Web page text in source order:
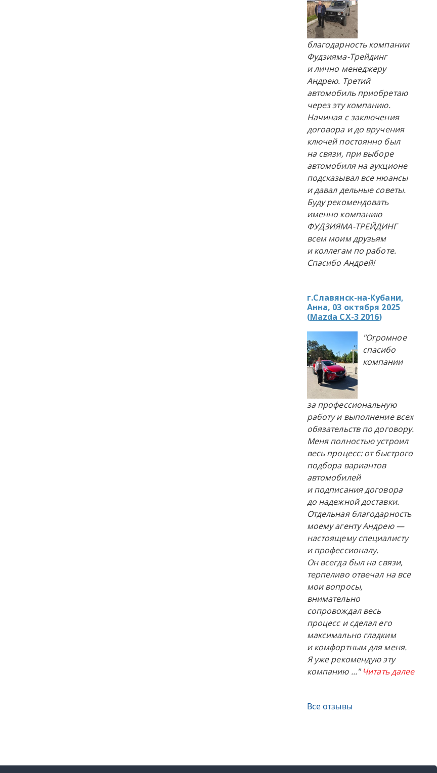
благодарность компании
Фудзияма-Трейдинг
и лично менеджеру
Андрею. Третий
автомобиль приобретаю
через эту компанию.
Начиная с заключения
договора и до вручения
ключей постоянно был
на связи, при выборе
автомобиля на аукционе
подсказывал все нюансы
и давал дельные советы.
Буду рекомендовать
именно компанию
ФУДЗИЯМА-ТРЕЙДИНГ
всем моим друзьям
и коллегам по работе.
Спасибо Андрей!
г.Славянск-на-Кубани,
Анна, 03 октября 2025
(Mazda CX-3 2016)
"Огромное
спасибо
компании
за профессиональную
работу и выполнение всех
обязательств по договору.
Меня полностью устроил
весь процесс: от быстрого
подбора вариантов
автомобилей
и подписания договора
до надежной доставки.
Отдельная благодарность
моему агенту Андрею —
настоящему специалисту
и профессионалу.
Он всегда был на связи,
терпеливо отвечал на все
мои вопросы,
внимательно
сопровождал весь
процесс и сделал его
максимально гладким
и комфортным для меня.
Я уже рекомендую эту
компанию ..." Читать далее
Все отзывы